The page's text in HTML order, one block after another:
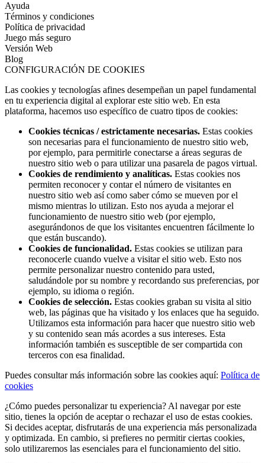
Ayuda
Términos y condiciones
Política de privacidad
Juego más seguro
Versión Web
Blog
CONFIGURACIÓN DE COOKIES
Las cookies y tecnologías afines desempeñan un papel fundamental
en tu experiencia digital al explorar este sitio web. En esta
plataforma, hacemos uso específico de cuatro tipos de cookies:
Cookies técnicas / estrictamente necesarias. Estas cookies
son necesarias para el funcionamiento de nuestro sitio web,
por ejemplo, para permitirle conectarse a áreas seguras de
nuestro sitio web o para utilizar una pasarela de pagos virtual.
Cookies de rendimiento y analíticas. Estas cookies nos
permiten reconocer y contar el número de visitantes en
nuestro sitio web así como saber cómo se mueven por el
mismo mientras lo utilizan. Esto nos ayuda a mejorar el
funcionamiento de nuestro sitio web (por ejemplo,
asegurándonos de que los visitantes encuentren fácilmente lo
que están buscando).
Cookies de funcionalidad. Estas cookies se utilizan para
reconocerle cuando vuelve a visitar el sitio web. Esto nos
permite personalizar nuestro contenido para usted,
saludándole por su nombre y recordando sus preferencias, por
ejemplo, su idioma o región.
Cookies de selección. Estas cookies graban su visita al sitio
web, las páginas que ha visitado y los enlaces que ha seguido.
Utilizamos esta información para hacer que nuestro sitio web
y su contenido sean más acordes a sus intereses. Esta
información también es susceptible de ser compartida con
terceros con esa finalidad.
Puedes consultar más información sobre las cookies aquí: Política de
cookies
¿Cómo puedes personalizar tu experiencia? Al navegar por este
sitio, tienes la opción de aceptar o rechazar el uso de estas cookies.
Si decides aceptar, disfrutarás de una experiencia más personalizada
y optimizada. En cambio, si prefieres no permitir ciertas cookies,
solo utilizaremos las esenciales para el funcionamiento del sitio.